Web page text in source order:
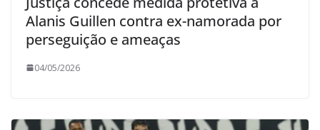
Alanis Guillen contra ex-namorada por
perseguição e ameaças
04/05/2026